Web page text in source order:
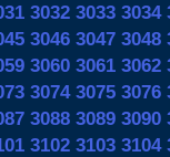
3032 3033 3034
3046 3047 3048
3060 3061 3062
3074 3075 3076
3088 3089 3090
3102 3103 3104